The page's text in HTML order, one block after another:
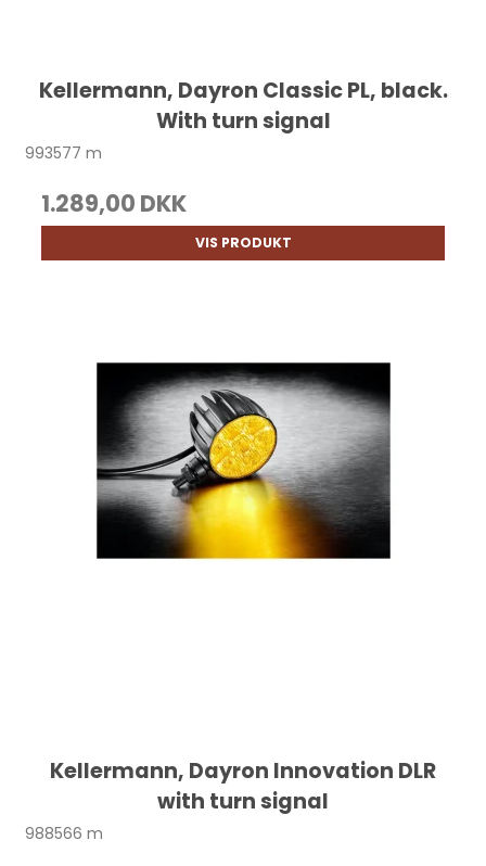
Kellermann, Dayron Classic PL, black.
With turn signal
993577 m
1.289,00 DKK
VIS PRODUKT
Kellermann, Dayron Innovation DLR
with turn signal
988566 m